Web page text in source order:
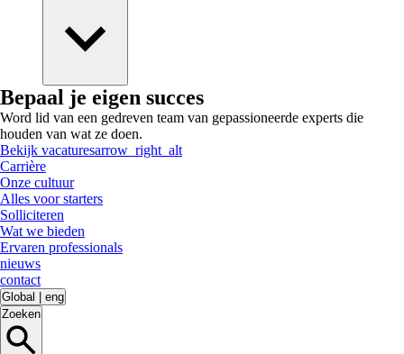
Bepaal je eigen succes
Word lid van een gedreven team van gepassioneerde experts die
houden van wat ze doen.
Bekijk vacaturesarrow_right_alt
Carrière
Onze cultuur
Alles voor starters
Solliciteren
Wat we bieden
Ervaren professionals
nieuws
contact
Global
eng
Zoeken